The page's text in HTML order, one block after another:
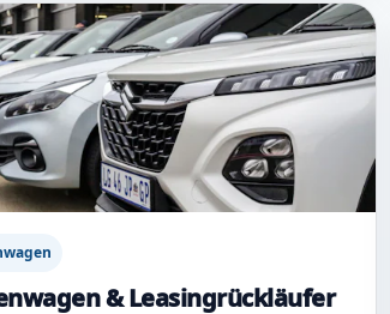
& Leasingrückläufer